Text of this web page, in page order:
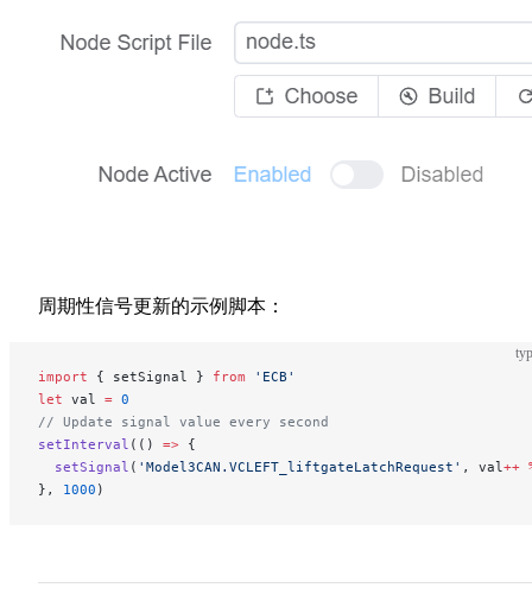
周期性信号更新的示例脚本：
import { setSignal } from 'ECB'
let val = 0
// Update signal value every second
setInterval (() => {
  setSignal
( 'Model3CAN.VCLEFT_liftgateLatchRequest' , val ++
}, 1000 )